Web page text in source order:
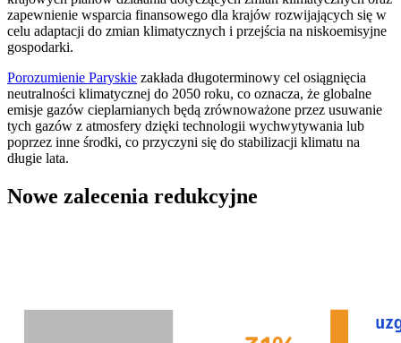
zapewnienie wsparcia finansowego dla krajów rozwijających się w
celu adaptacji do zmian klimatycznych i przejścia na niskoemisyjne
gospodarki.
Porozumienie Paryskie zakłada długoterminowy cel osiągnięcia
neutralności klimatycznej do 2050 roku, co oznacza, że globalne
emisje gazów cieplarnianych będą zrównoważone przez usuwanie
tych gazów z atmosfery dzięki technologii wychwytywania lub
poprzez inne środki, co przyczyni się do stabilizacji klimatu na
długie lata.
Nowe zalecenia redukcyjne